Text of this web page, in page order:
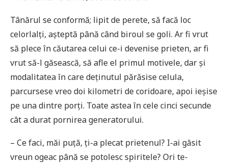
Tânărul se conformă; lipit de perete, să facă loc
celorlalți, așteptă până când biroul se goli. Ar fi vrut
să plece în căutarea celui ce-i devenise prieten, ar fi
vrut să-l găsească, să afle el primul motivele, dar și
modalitatea în care deținutul părăsise celula,
parcursese vreo doi kilometri de coridoare, apoi ieșise
pe una dintre porți. Toate astea în cele cinci secunde
cât a durat pornirea generatorului.
– Ce faci, măi puță, ți-a plecat prietenul? I-ai găsit
vreun ogeac până se potolesc spiritele? Ori te-